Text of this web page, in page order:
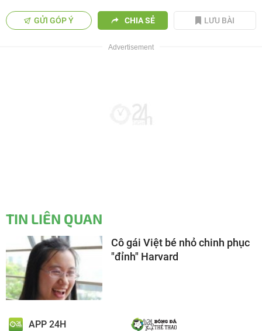
GỬI GÓP Ý CHIA SẺ LƯU BÀI
TIN LIÊN QUAN
Cô gái Việt bé nhỏ chinh phục
"đỉnh" Harvard
APP 24H